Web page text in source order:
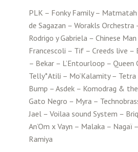
PLK – Fonky Family –
de Sagazan – Worakls Orchestra
Rodrigo y Gabriela – Chinese
Francescoli – Tif – Creeds live –
– Bekar – L’Entourloop – Queen
Telly*Atili – Mo’Kalamity –
Bump – Asdek – Komodrag &
Gato Negro – Myra –
Jael – Voilaa sound System –
An’Om x Vayn – Malaka – Nagaï
Ramiya